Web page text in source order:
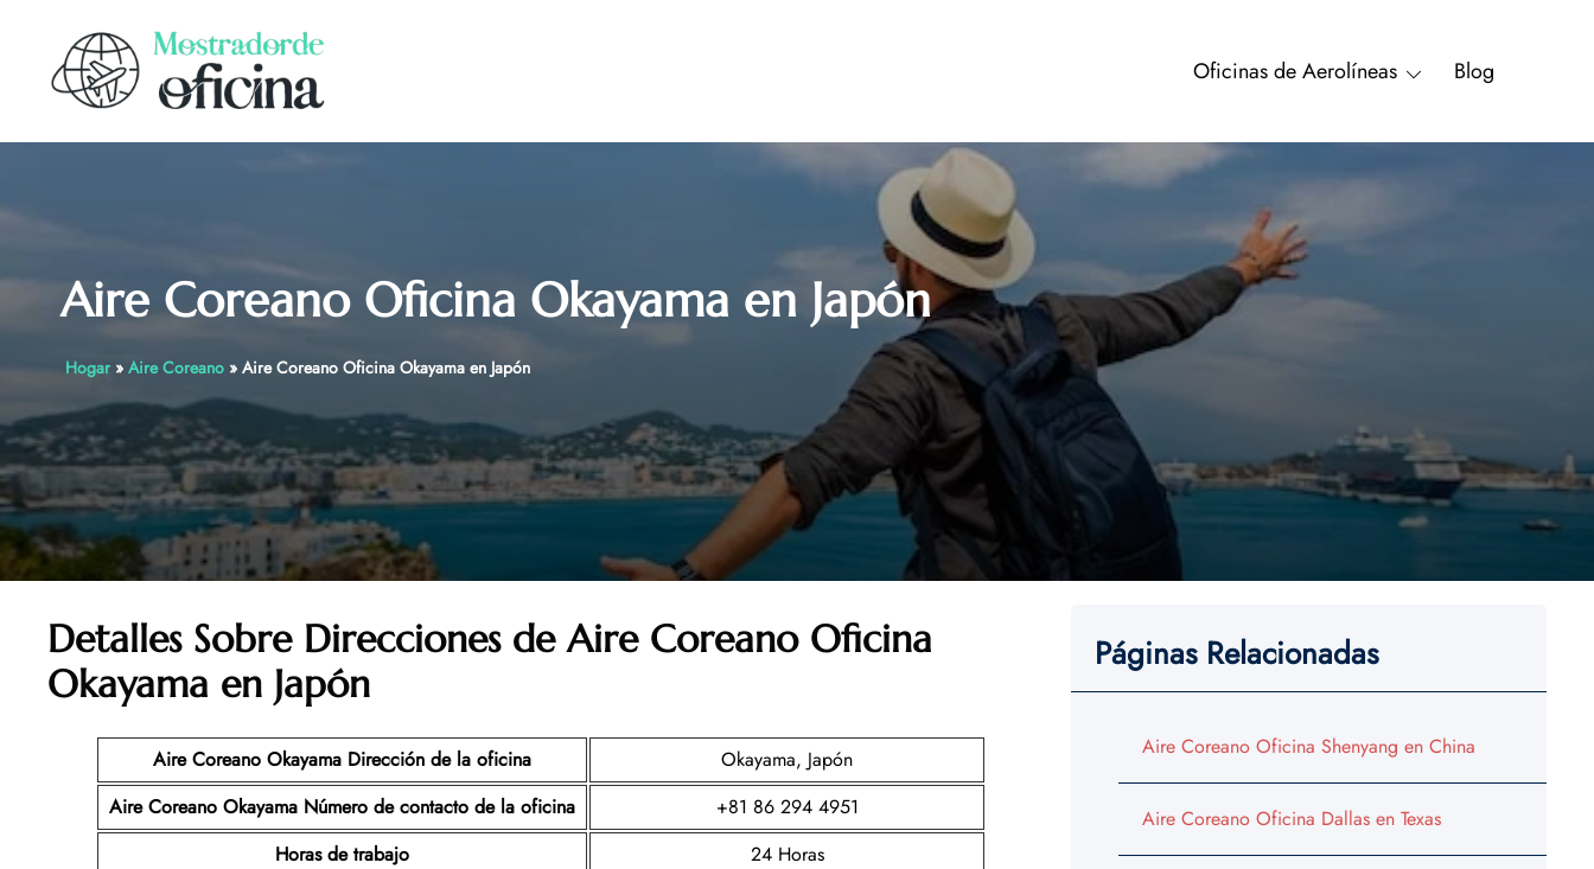
content
Oficinas de Aerolíneas Blog
Aire Coreano Oficina Okayama en Japón
Hogar» Aire Coreano» Aire Coreano Oficina Okayama en Japón
Detalles Sobre Direcciones de Aire Coreano Oficina
Okayama en Japón
Aire Coreano Okayama Dirección de la oficina
Okayama, Japón
Aire Coreano Okayama Número de contacto de la oficina
+81 86 294 4951
Horas de trabajo
24 Horas
Páginas Relacionadas
Aire Coreano Oficina Shenyang en China
Aire Coreano Oficina Dallas en Texas